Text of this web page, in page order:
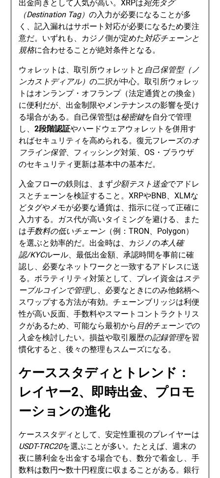
出金向きとして人気が高い。XRPは宛先タグ
（Destination Tag）の入力が必要になることが多
く、記入漏れはサポート対応が必要になるため要注
意だ。いずれも、カジノ側が定めた対応チェーンと
規格に合わせることが絶対条件となる。
ウォレットは、取引所ウォレットと 自己保管型（ノ
ンカストディアル）の二択が中心。取引所ウォレッ
トはオンランプ・オフランプ（法定通貨との換金）
に便利だが、出金制限やメンテナンスの影響を受け
る場合がある。自己保管型は秘密鍵を自分で管理
し、2段階認証やハードウェアウォレットを併用す
ればセキュリティを高められる。復元フレーズのオ
フライン保管、フィッシング対策、OS・ブラウザ
のセキュリティ更新は基本中の基本だ。
入金フローの鉄則は、まず少額テスト送金でアドレ
スとチェーンを検証すること。XRPやBNB、XLMな
どタグやメモが必要な通貨は、指示に従って正確に
入力する。ガス代が高いタイミングを避ける、また
は手数料の低いチェーン（例：TRON、Polygon）
を選ぶと効率的だ。出金時は、カジノの本人確
認/KYCルール、最低出金額、承認時間を事前に確
認し、必要なネットワークと一致するアドレスに送
る。ボラティリティ対策として、プレイ資金はステ
ーブルコインで管理し、必要なときにのみ他銘柄へ
スワップする方法が有効。チェーンブリッジは利便
性が高い反面、手数料やスマートコントラクトリス
クがあるため、可能なら最初から 目的チェーンでの
入金を検討したい。損益や取引履歴の記録管理を習
慣化すると、後々の整理もスムーズになる。
ケーススタディとトレンド：
レイヤー2、即時出金、プロモ
ーションの進化
ケーススタディとして、安定性重視のプレイヤーは
USDT-TRC20を選ぶことが多い。たとえば、週末の
夜に勝利金を出金する場合でも、数分で着金し、手
数料は数円〜数十円程度に収まることがある。銀行